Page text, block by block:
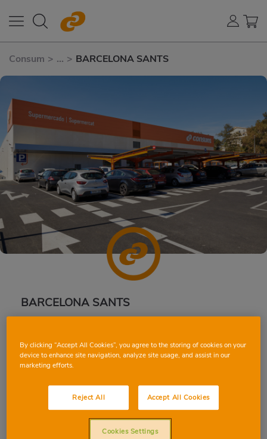
Consum > ... > BARCELONA SANTS
BARCELONA SANTS
BARCELONA
Teléfono: 93 490 70 69
Viernes: 09:00-21:30
Sábado: 09:00-21:30
By clicking “Accept All Cookies”, you agree to the storing of cookies on your
device to enhance site navigation, analyze site usage, and assist in our
marketing efforts.
Reject All Accept All Cookies
Cookies Settings